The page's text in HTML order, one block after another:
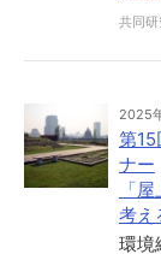
共同研
2025
第15
ナー
「
考え
環境